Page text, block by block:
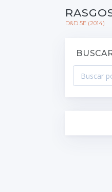
D&D 5E (2014)